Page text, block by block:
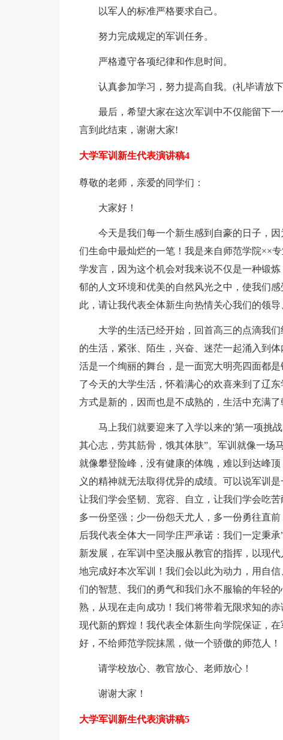
以军人的标准严格要求自己。
努力完成规定的军训任务。
严格遵守各项纪律和作息时间。
认真参加学习，努力提高自我。(礼毕请放
最后，希望大家在这次军训中不仅能留下一
言到此结束，谢谢大家!
大学军训新生代表演讲稿4
尊敬的老师，亲爱的同学们：
大家好！
今天是我们每一个新生感到自豪的日子，因
们生命中最灿烂的一笔！我是来自师范学院××
学发言，因为这个机会对我来说不仅是一种锻
郁的人文环境和优美的自然风光之中，使我们
此，请让我代表全体新生向热情关心我们的领
大学的生活已经开始，回首高三的点滴我们
的生活，紧张、陌生，兴奋、迷茫一起涌入到
活是一个绚丽的舞台，是一面宽大明亮四面都
了今天的大学生活，怀着满心的欢喜来到了辽
方式是新的，因而也是不成熟的，生活中充满
马上我们就要迎来了入学以来的'第一项挑战
其心志，劳其筋骨，饿其体肤”。军训就像一场
就像攀登险峰，没有健康的体魄，难以到达峰
义的精神就无法取得优异的成绩。可以说军训
让我们学会坚韧、宽容、自立，让我们学会吃
多一份坚强；少一份怨天尤人，多一份勇往直
后我代表全体大一同学庄严承诺：我们一定秉
新发展，在军训中坚决服从教官的指挥，以现
地完成好本次军训！我们会以此为动力，用自
们的智慧、我们的勇气和我们永不服输的年轻
熟，从现在走向成功！我们将带着无限求知的
现代新的辉煌！我代表全体新生向学院保证，
好，不给师范学院抹黑，做一个骄傲的师范人！
请学校放心、教官放心、老师放心！
谢谢大家！
大学军训新生代表演讲稿5